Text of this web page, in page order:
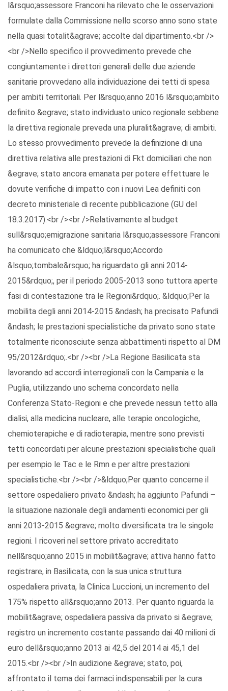
l&rsquo;assessore Franconi ha rilevato che le osservazioni
formulate dalla Commissione nello scorso anno sono state
nella quasi totalit&agrave; accolte dal dipartimento.<br />
<br />Nello specifico il provvedimento prevede che
congiuntamente i direttori generali delle due aziende
sanitarie provvedano alla individuazione dei tetti di spesa
per ambiti territoriali. Per l&rsquo;anno 2016 l&rsquo;ambito
definito &egrave; stato individuato unico regionale sebbene
la direttiva regionale preveda una pluralit&agrave; di ambiti.
Lo stesso provvedimento prevede la definizione di una
direttiva relativa alle prestazioni di Fkt domiciliari che non
&egrave; stato ancora emanata per potere effettuare le
dovute verifiche di impatto con i nuovi Lea definiti con
decreto ministeriale di recente pubblicazione (GU del
18.3.2017).<br /><br />Relativamente al budget
sull&rsquo;emigrazione sanitaria l&rsquo;assessore Franconi
ha comunicato che &ldquo;l&rsquo;Accordo
&lsquo;tombale&rsquo; ha riguardato gli anni 2014-
2015&rdquo;, per il periodo 2005-2013 sono tuttora aperte
fasi di contestazione tra le Regioni&rdquo;. &ldquo;Per la
mobilita degli anni 2014-2015 &ndash; ha precisato Pafundi
&ndash; le prestazioni specialistiche da privato sono state
totalmente riconosciute senza abbattimenti rispetto al DM
95/2012&rdquo;.<br /><br />La Regione Basilicata sta
lavorando ad accordi interregionali con la Campania e la
Puglia, utilizzando uno schema concordato nella
Conferenza Stato-Regioni e che prevede nessun tetto alla
dialisi, alla medicina nucleare, alle terapie oncologiche,
chemioterapiche e di radioterapia, mentre sono previsti
tetti concordati per alcune prestazioni specialistiche quali
per esempio le Tac e le Rmn e per altre prestazioni
specialistiche.<br /><br />&ldquo;Per quanto concerne il
settore ospedaliero privato &ndash; ha aggiunto Pafundi –
la situazione nazionale degli andamenti economici per gli
anni 2013-2015 &egrave; molto diversificata tra le singole
regioni. I ricoveri nel settore privato accreditato
nell&rsquo;anno 2015 in mobilit&agrave; attiva hanno fatto
registrare, in Basilicata, con la sua unica struttura
ospedaliera privata, la Clinica Luccioni, un incremento del
175% rispetto all&rsquo;anno 2013. Per quanto riguarda la
mobilit&agrave; ospedaliera passiva da privato si &egrave;
registro un incremento costante passando dai 40 milioni di
euro dell&rsquo;anno 2013 ai 42,5 del 2014 ai 45,1 del
2015.<br /><br />In audizione &egrave; stato, poi,
affrontato il tema dei farmaci indispensabili per la cura